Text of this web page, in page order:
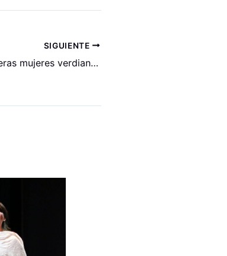
SIGUIENTE
Anna Pirozzi: “Las primeras mujeres verdianas son más guerreras”